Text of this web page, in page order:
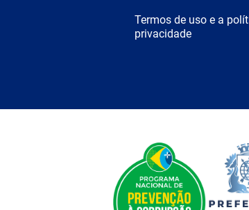
Termos de uso e a
privacidade